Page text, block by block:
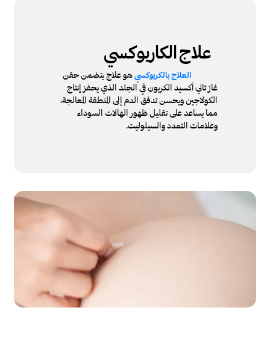
علاجالكاربوكسي
العلاج بالكربوكسيهو علاج يتضمن حقن
غاز ثاني أكسيد الكربون في الجلد الذي يحفز إنتاج
الكولاجين ويحسن تدفق الدم إلى المنطقة المعالجة،
مما يساعد على تقليل ظهور الهالات السوداء
وعلامات التمدد والسيلوليت.